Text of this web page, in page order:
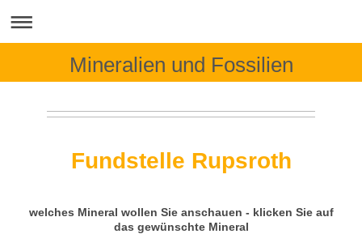
Mineralien und Fossilien
Fundstelle Rupsroth
welches Mineral wollen Sie anschauen - klicken Sie auf
das gewünschte Mineral